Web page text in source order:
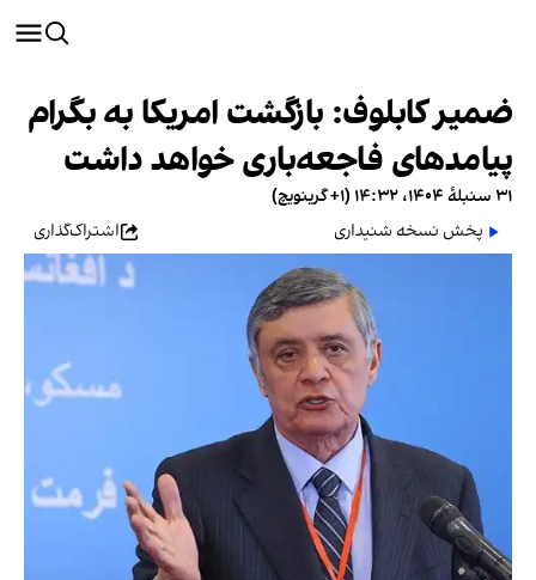
ضمیر کابلوف: بازگشت امریکا به بگرام
پیامدهای فاجعه‌باری خواهد داشت
۳۱ سنبلهٔ ۱۴۰۴، ۱۴:۳۲ (‎+۱ گرینویچ)
پخش نسخه شنیداری
اشتراک‌گذاری